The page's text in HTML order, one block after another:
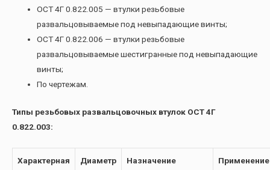
ОСТ 4Г 0.822.005 — втулки резьбовые
развальцовываемые под невыпадающие винты;
ОСТ 4Г 0.822.006 — втулки резьбовые
развальцовываемые шестигранные под невыпадающие
винты;
По чертежам.
Типы резьбовых развальцовочных втулок ОСТ 4Г
0.822.003:
Характерная
Диаметр
Назначение Применение